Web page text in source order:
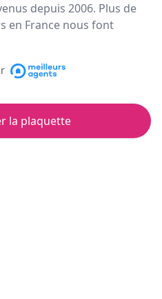
depuis 2006. Plus de
en France nous font
la plaquette